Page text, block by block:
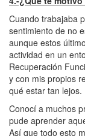
Cuando trabajaba
sentimiento de no
aunque estos
actividad en un
Recuperación
y con mis propios
qué estar tan lejos.
Conocí a muchos
pude aprender
Así que todo esto